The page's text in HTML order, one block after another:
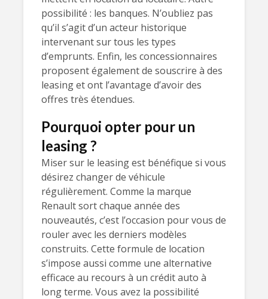
possibilité : les banques. N’oubliez pas
qu’il s’agit d’un acteur historique
intervenant sur tous les types
d’emprunts. Enfin, les concessionnaires
proposent également de souscrire à des
leasing et ont l’avantage d’avoir des
offres très étendues.
Pourquoi opter pour un
leasing ?
Miser sur le leasing est bénéfique si vous
désirez changer de véhicule
régulièrement. Comme la marque
Renault sort chaque année des
nouveautés, c’est l’occasion pour vous de
rouler avec les derniers modèles
construits. Cette formule de location
s’impose aussi comme une alternative
efficace au recours à un crédit auto à
long terme. Vous avez la possibilité